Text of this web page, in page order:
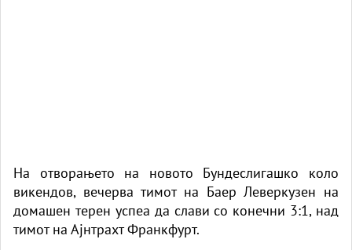
На отворањето на новото Бундеслигашко коло
викендов, вечерва тимот на Баер Леверкузен на
домашен терен успеа да слави со конечни 3:1, над
тимот на Ајнтрахт Франкфурт.